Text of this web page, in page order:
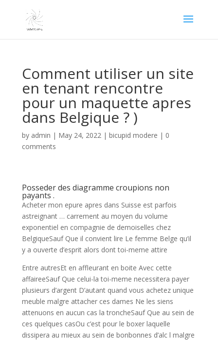
Comment utiliser un site
en tenant rencontre
pour un maquette apres
dans Belgique ? )
by admin | May 24, 2022| bicupid modere | 0
comments
Posseder des diagramme croupions non
payants .
Acheter mon epure apres dans Suisse est parfois
astreignant … carrement au moyen du volume
exponentiel en compagnie de demoiselles chez
BelgiqueSauf Que il convient lire Le femme Belge qu’il
y a ouverte d’esprit alors dont toi-meme attire
Entre autresEt en affleurant en boite Avec cette
affaireeSauf Que celui-la toi-meme necessitera payer
plusieurs d’argent D’autant quand vous achetez unique
meuble malgre attacher ces dames Ne les siens
attenuons en aucun cas la troncheSauf Que au sein de
ces quelques casOu c’est pour le boxer laquelle
dissipera au mieux au sein de bonbonnes d’alc l malgre